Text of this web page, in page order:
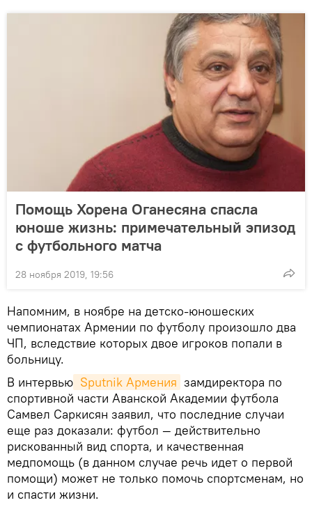
Помощь Хорена Оганесяна спасла
юноше жизнь: примечательный эпизод
с футбольного матча
28 ноября 2019, 19:56
Напомним, в ноябре на детско-юношеских
чемпионатах Армении по футболу произошло два
ЧП, вследствие которых двое игроков попали в
больницу.
В интервью Sputnik Армения замдиректора по
спортивной части Аванской Академии футбола
Самвел Саркисян заявил, что последние случаи
еще раз доказали: футбол — действительно
рискованный вид спорта, и качественная
медпомощь (в данном случае речь идет о первой
помощи) может не только помочь спортсменам, но
и спасти жизни.